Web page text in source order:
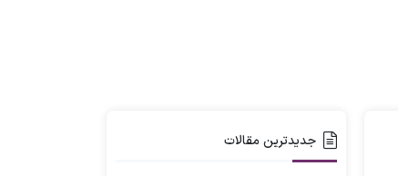
جدیدترین مقالات